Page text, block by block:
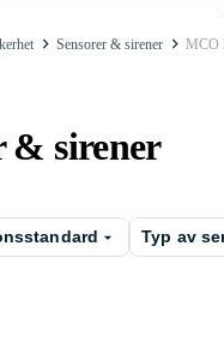
Sensorer & sirener MCO
& sirener
Typ av